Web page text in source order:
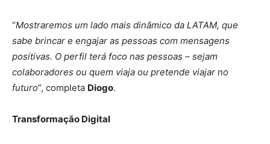
“Mostraremos um lado mais dinâmico da LATAM, que
sabe brincar e engajar as pessoas com mensagens
positivas. O perfil terá foco nas pessoas – sejam
colaboradores ou quem viaja ou pretende viajar no
futuro”, completa Diogo.
Transformação Digital